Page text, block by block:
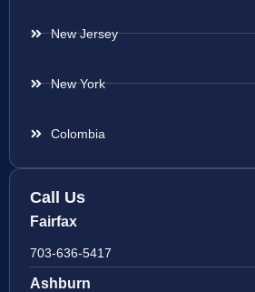
New Jersey
New York
Colombia
Call Us
Fairfax
703-636-5417
Ashburn